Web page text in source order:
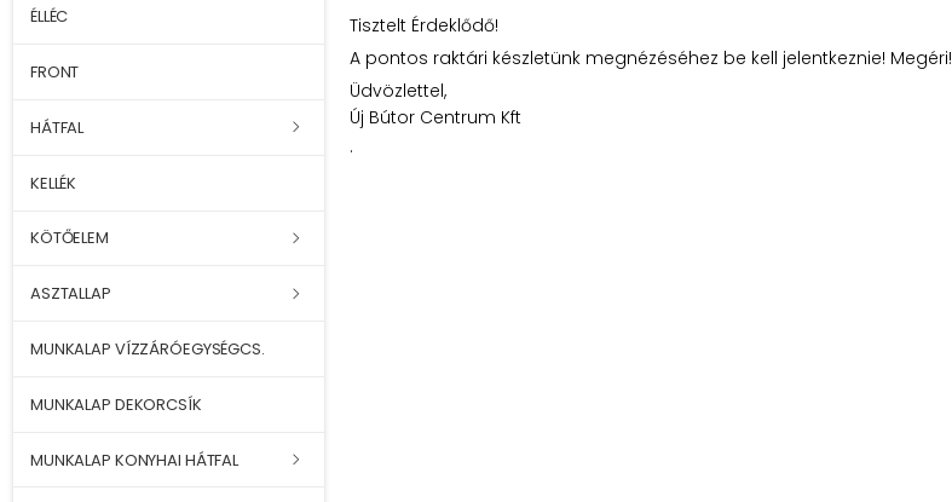
ÉLLÉC
FRONT
HÁTFAL
KELLÉK
KÖTŐELEM
ASZTALLAP
MUNKALAP VÍZZÁRÓEGYSÉGCS.
MUNKALAP DEKORCSÍK
MUNKALAP KONYHAI HÁTFAL
Tisztelt Érdeklődő!
A pontos raktári készletünk megnézéséhez be kell jelentkeznie! Megéri!
Üdvözlettel,
Új Bútor Centrum Kft
.